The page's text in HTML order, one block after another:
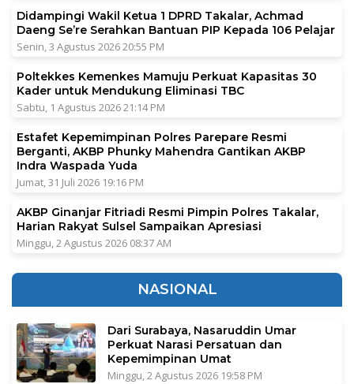
Didampingi Wakil Ketua 1 DPRD Takalar, Achmad
Daeng Se’re Serahkan Bantuan PIP Kepada 106 Pelajar
Senin, 3 Agustus 2026 20:55 PM
Poltekkes Kemenkes Mamuju Perkuat Kapasitas 30
Kader untuk Mendukung Eliminasi TBC
Sabtu, 1 Agustus 2026 21:14 PM
Estafet Kepemimpinan Polres Parepare Resmi
Berganti, AKBP Phunky Mahendra Gantikan AKBP
Indra Waspada Yuda
Jumat, 31 Juli 2026 19:16 PM
AKBP Ginanjar Fitriadi Resmi Pimpin Polres Takalar,
Harian Rakyat Sulsel Sampaikan Apresiasi
Minggu, 2 Agustus 2026 08:37 AM
NASIONAL
Dari Surabaya, Nasaruddin Umar
Perkuat Narasi Persatuan dan
Kepemimpinan Umat
Minggu, 2 Agustus 2026 19:58 PM